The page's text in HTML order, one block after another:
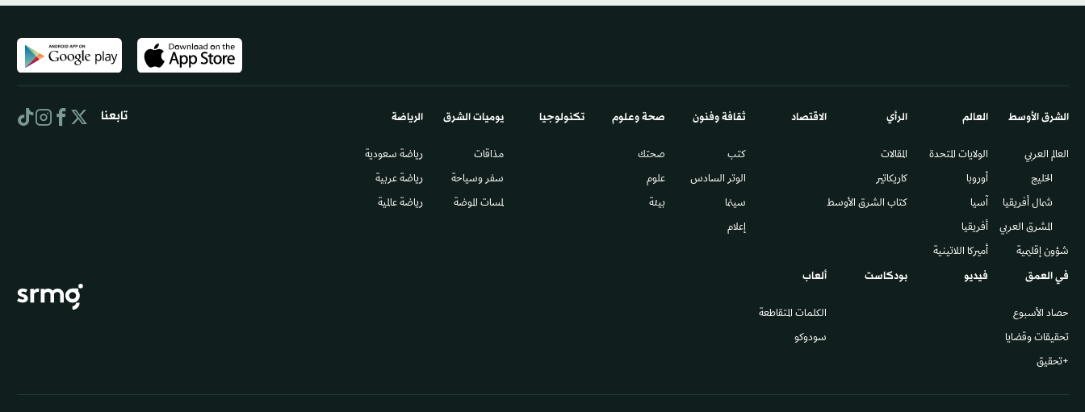
الشرق الأوسط​
العالم العربي
الخليج
شمال أفريقيا
المشرق العربي
شؤون إقليمية
العالم
الولايات المتحدة
أوروبا
آسيا
أفريقيا
أميركا اللاتينية
الرأي
المقالات
كاريكاتير
كتاب الشرق الأوسط
الاقتصاد ثقافة وفنون
كتب
الوتر السادس​
سينما
إعلام
صحة وعلوم
صحتك
علوم
بيئة
تكنولوجيا يوميات الشرق​
مذاقات
سفر وسياحة
لمسات الموضة
الرياضة
رياضة سعودية
رياضة عربية
رياضة عالمية
في العمق
حصاد الأسبوع
تحقيقات وقضايا
+تحقيق
فيديو بودكاست ألعاب
الكلمات المتقاطعة
سودوكو
تابعنا